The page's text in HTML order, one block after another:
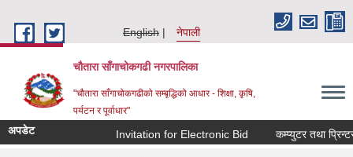
English
नेपाली
चौतारा साँगाचोकगढी नगरपालिका
"चौतारा साँगाचोकगढीको सम्बृद्धिको आधार - शिक्षा, कृषि,
पर्यटन र पूर्वाधार"
अपडेट Invitation for Electronic Bid कम्प्युटर तथा प्रिन्टर